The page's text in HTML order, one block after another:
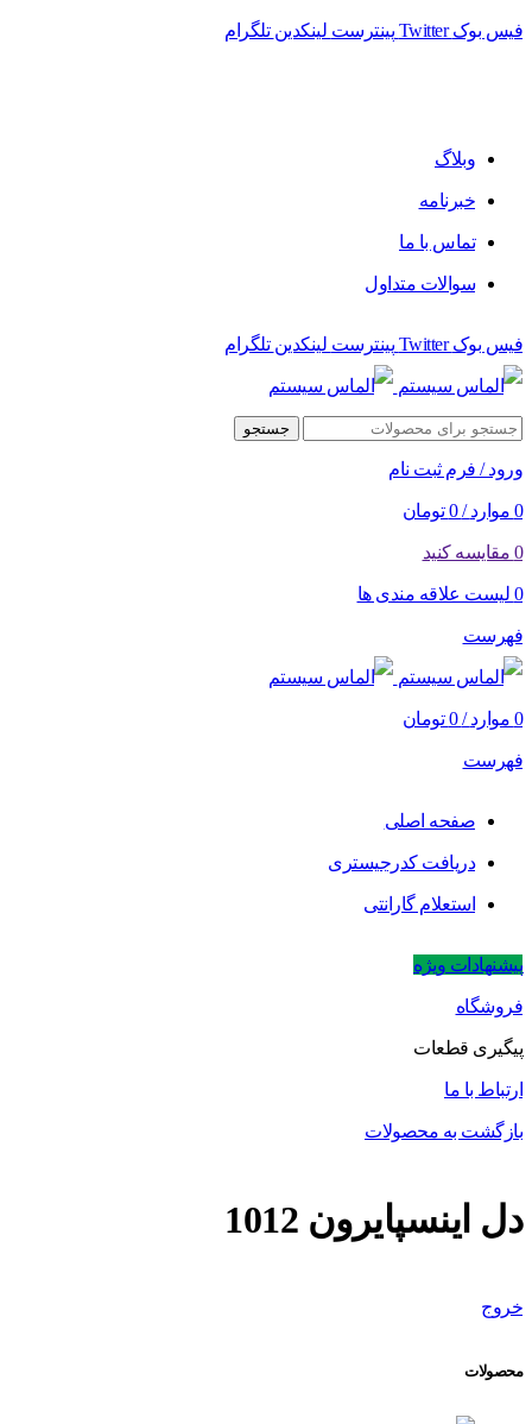
فیس بوک Twitter پینترست لینکدین تلگرام
وبلاگ
خبرنامه
تماس با ما
سوالات متداول
فیس بوک Twitter پینترست لینکدین تلگرام
جستجو
ورود / فرم ثبت نام
0 موارد /
0 تومان
0 مقایسه کنید
0 لیست علاقه مندی ها
فهرست
0 موارد /
0 تومان
فهرست
صفحه اصلی
دریافت کدرجیستری
استعلام گارانتی
پیشنهادات ویژه
فروشگاه
پیگیری قطعات
ارتباط با ما
بازگشت به محصولات
دل اینسپایرون 1012
خروج
محصولات